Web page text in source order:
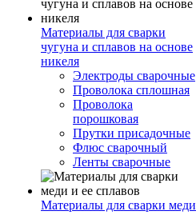
Материалы для сварки
чугуна и сплавов на основе
никеля
Электроды сварочные
Проволока сплошная
Проволока
порошковая
Прутки присадочные
Флюс сварочный
Ленты сварочные
Материалы для сварки меди